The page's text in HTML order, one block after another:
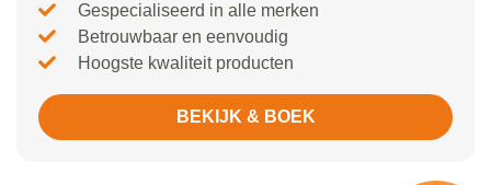
Gespecialiseerd in alle merken
Betrouwbaar en eenvoudig
Hoogste kwaliteit producten
BEKIJK & BOEK